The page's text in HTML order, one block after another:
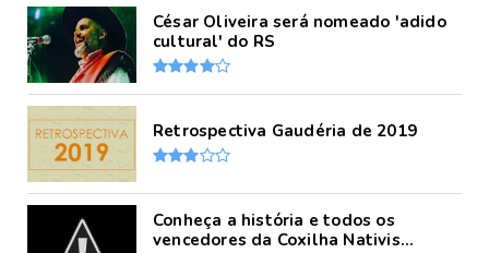
César Oliveira será nomeado 'adido
cultural' do RS
Retrospectiva Gaudéria de 2019
Conheça a história e todos os
vencedores da Coxilha Nativis...